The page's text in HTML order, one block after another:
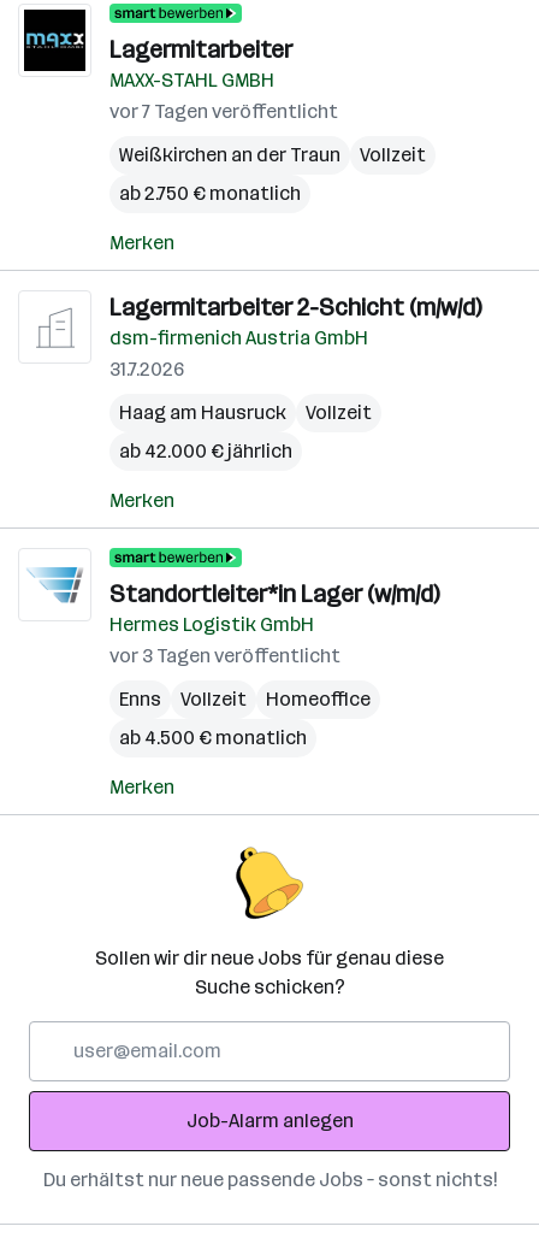
Lagermitarbeiter
MAXX-STAHL GMBH
vor 7 Tagen veröffentlicht
Weißkirchen an der Traun
Vollzeit
ab 2.750 € monatlich
Merken
Lagermitarbeiter 2-Schicht (m/w/d)
dsm-firmenich Austria GmbH
31.7.2026
Haag am Hausruck
Vollzeit
ab 42.000 € jährlich
Merken
Standortleiter*in Lager (w/m/d)
Hermes Logistik GmbH
vor 3 Tagen veröffentlicht
Enns
Vollzeit
Homeoffice
ab 4.500 € monatlich
Merken
Sollen wir dir neue Jobs für genau diese
Suche schicken?
Adresse
Job-Alarm anlegen
Du erhältst nur neue passende Jobs – sonst nichts!